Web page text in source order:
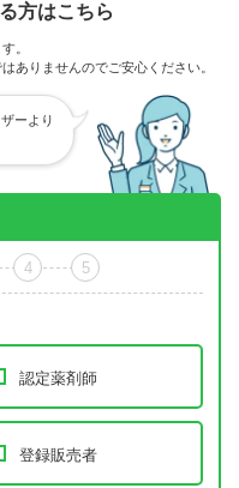
方はこちら
。
ありませんのでご安心ください。
ーより
4 5
認定薬剤師
登録販売者